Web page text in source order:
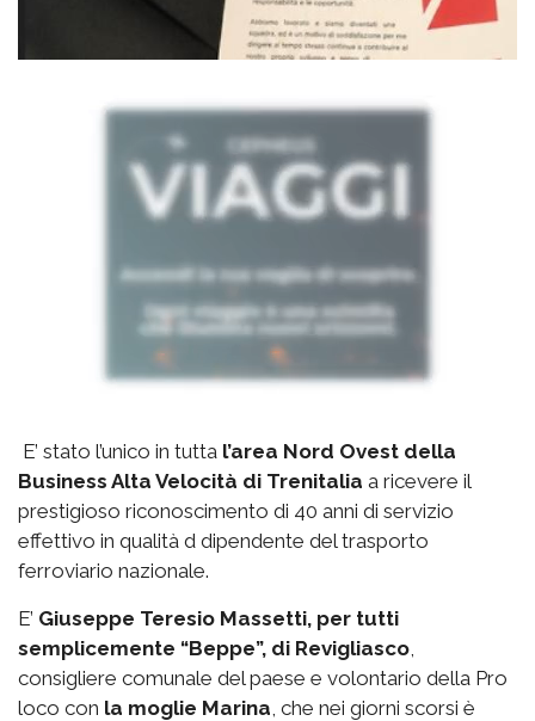
E’ stato l’unico in tutta l’area Nord Ovest della
Business Alta Velocità di Trenitalia a ricevere il
prestigioso riconoscimento di 40 anni di servizio
effettivo in qualità d dipendente del trasporto
ferroviario nazionale.
E’ Giuseppe Teresio Massetti, per tutti
semplicemente “Beppe”, di Revigliasco
consigliere comunale del paese e volontario della Pro
loco con la moglie Marina , che nei giorni scorsi è